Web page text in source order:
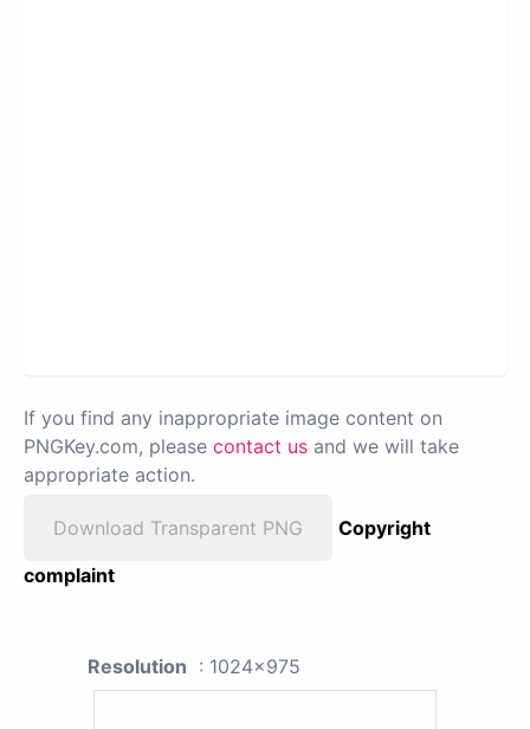
If you find any inappropriate image content on
PNGKey.com, please contact us and we will take
appropriate action.
Download Transparent PNG
Copyright
complaint
Resolution : 1024x975